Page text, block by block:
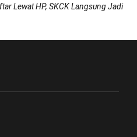
Lewat HP, SKCK Langsung Jadi